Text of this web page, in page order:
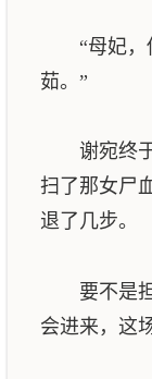
“母妃，
茹。”
谢宛终于
扫了那女尸
退了几步。
要不是担
会进来，这